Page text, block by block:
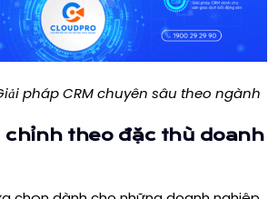
pháp CRM chuyên sâu theo ngành
chỉnh theo đặc thù doanh